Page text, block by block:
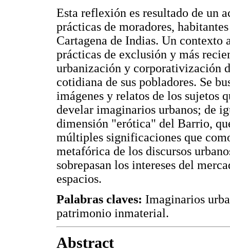
Esta reflexión es resultado de un
prácticas de moradores,
Cartagena de Indias. Un contexto
prácticas de exclusión y más
urbanización y corporativización
cotidiana de sus pobladores. Se
imágenes y relatos de los sujetos
develar imaginarios urbanos; de
dimensión "erótica" del Barrio,
múltiples significaciones que
metafórica de los discursos
sobrepasan los intereses del
espacios.
Palabras claves: Imaginarios
patrimonio inmaterial.
Abstract